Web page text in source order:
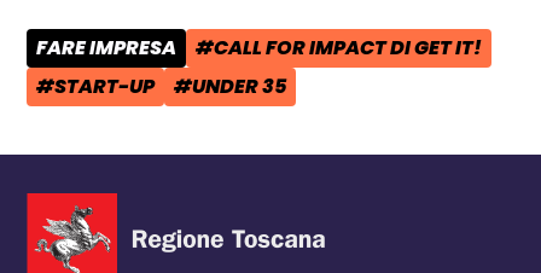
CATEGORIA POST:
FARE IMPRESA TAG:
#CALL FOR IMPACT DI GET IT!
TAG:
#START-UP TAG:
#UNDER 35